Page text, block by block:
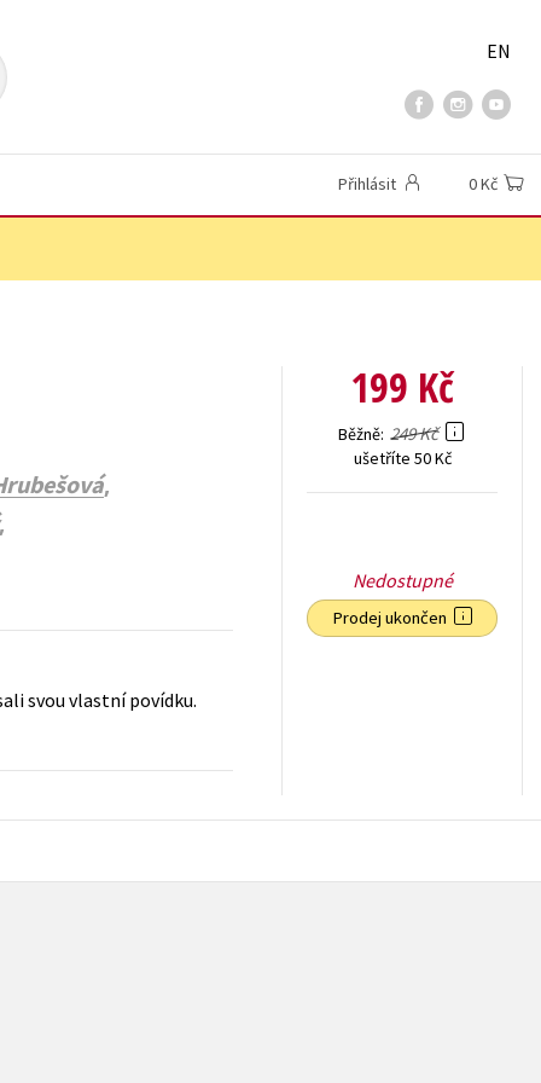
EN
Přihlásit 0 Kč
,
,
svou vlastní povídku.
199 Kč
Běžně 249 Kč
ušetříte 50 Kč
Nedostupné
Prodej ukončen